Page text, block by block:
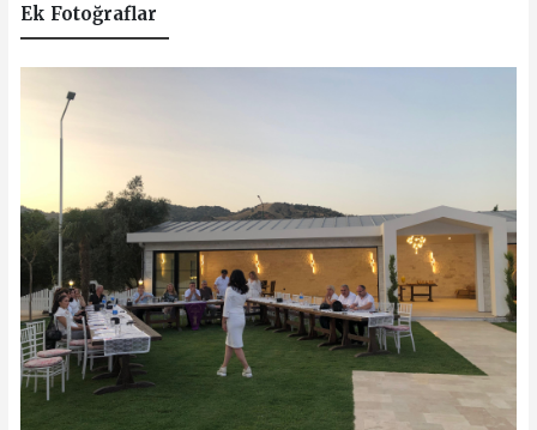
Ek Fotoğraflar